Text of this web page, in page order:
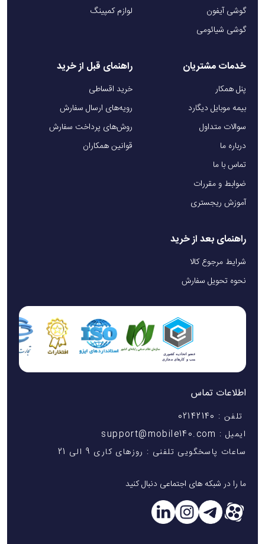
گوشی آیفون
گوشی شیائومی
لوازم کمپینگ
خدمات مشتریان
پنل همکار
بیمه موبایل دیگارد
سوالات متداول
درباره ما
تماس با ما
ضوابط و مقررات
آموزش ریجستری
راهنمای قبل از خرید
خرید اقساطی
رویه‌های ارسال سفارش
روش‌های پرداخت سفارش
قوانین همکاران
راهنمای بعد از خرید
شرایط مرجوع کالا
نحوه تحویل سفارش
اطلاعات تماس
تلفن : 02142140
ایمیل : support@mobile140.com
ساعات پاسخگویی تلفنی : روزهای کاری 9 الی 21
ما را در شبکه های اجتماعی دنبال کنید